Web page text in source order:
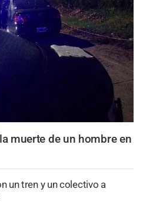
muerte de un hombre en
un tren y un colectivo a